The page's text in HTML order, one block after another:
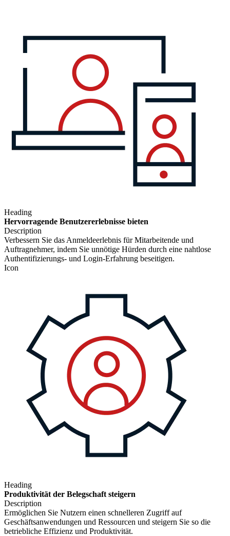
Heading
Hervorragende Benutzererlebnisse bieten
Description
Verbessern Sie das Anmeldeerlebnis für Mitarbeitende und
Auftragnehmer, indem Sie unnötige Hürden durch eine nahtlose
Authentifizierungs- und Login-Erfahrung beseitigen.
Icon
Heading
Produktivität der Belegschaft steigern
Description
Ermöglichen Sie Nutzern einen schnelleren Zugriff auf
Geschäftsanwendungen und Ressourcen und steigern Sie so die
betriebliche Effizienz und Produktivität.